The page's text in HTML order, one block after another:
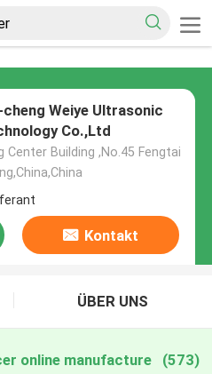
Weiye Ultrasonic
Co.,Ltd
Center Building ,No.45 Fengtai
Kontakt
ÜBER UNS
online manufacture (573)